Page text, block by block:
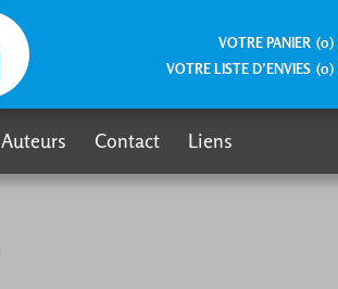
VOTRE PANIER (0)
VOTRE LISTE D’ENVIES (0)
Auteurs Contact Liens